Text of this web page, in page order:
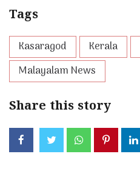
Tags
Kasaragod Kerala
Malayalam News
Share this story